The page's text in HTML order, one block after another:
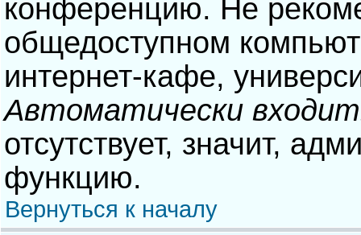
конференцию. Не
общедоступном
интернет-кафе,
Автоматически
отсутствует, значит,
функцию.
Вернуться к началу